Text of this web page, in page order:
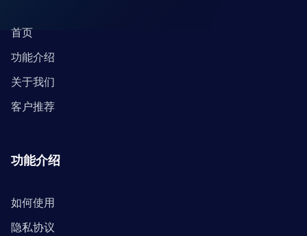
首页
功能介绍
关于我们
客户推荐
功能介绍
如何使用
隐私协议